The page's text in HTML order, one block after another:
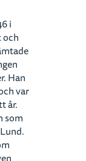
i
och
Han
var
år.
som